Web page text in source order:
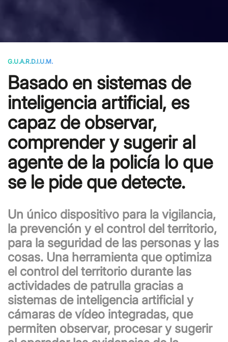
G.U.A.R.D.I.U.M.
Basado en sistemas de
inteligencia artificial, es
capaz de observar,
comprender y sugerir al
agente de la policía lo que
se le pide que detecte.
Un único dispositivo para la vigilancia,
la prevención y el control del territorio,
para la seguridad de las personas y las
cosas. Una herramienta que optimiza
el control del territorio durante las
actividades de patrulla gracias a
sistemas de inteligencia artificial y
cámaras de vídeo integradas, que
permiten observar, procesar y sugerir